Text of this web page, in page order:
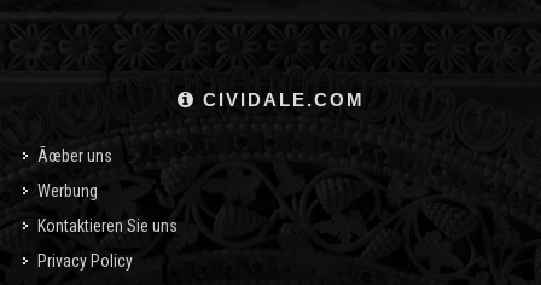
CIVIDALE.COM
Ãœber uns
Werbung
Kontaktieren Sie uns
Privacy Policy